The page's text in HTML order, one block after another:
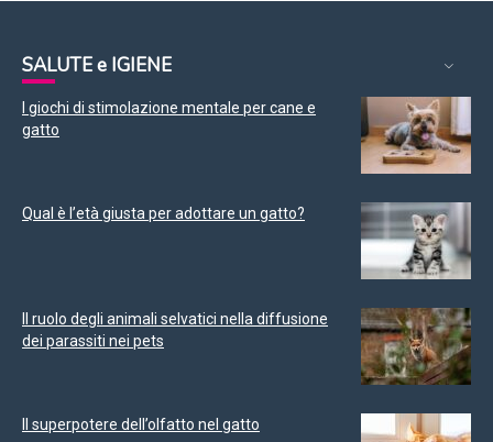
SALUTE e IGIENE
I giochi di stimolazione mentale per cane e
gatto
Qual è l’età giusta per adottare un gatto?
Il ruolo degli animali selvatici nella diffusione
dei parassiti nei pets
Il superpotere dell’olfatto nel gatto